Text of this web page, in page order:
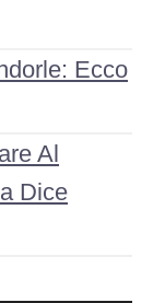
Ecco
Al
Dice